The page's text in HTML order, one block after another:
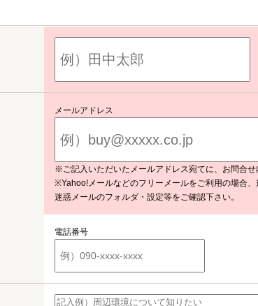
メールアドレス
※ご記入いただいたメールアドレス宛てに、お問合せ
※Yahoo!メールなどのフリーメールをご利用の場合、
迷惑メールのフォルダ・設定等をご確認下さい。
電話番号